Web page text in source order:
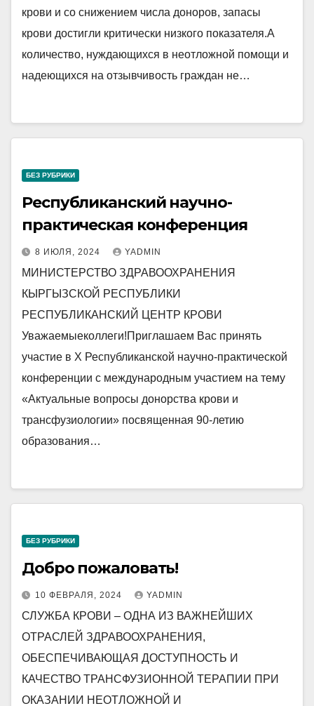
крови и со снижением числа доноров, запасы
крови достигли критически низкого показателя.А
количество, нуждающихся в неотложной помощи и
надеющихся на отзывчивость граждан не…
БЕЗ РУБРИКИ
Республиканский научно-
практическая конференция
8 ИЮЛЯ, 2024 YADMIN
МИНИСТЕРСТВО ЗДРАВООХРАНЕНИЯ
КЫРГЫЗСКОЙ РЕСПУБЛИКИ
РЕСПУБЛИКАНСКИЙ ЦЕНТР КРОВИ
Уважаемыеколлеги!Приглашаем Вас принять
участие в X Республиканской научно-практической
конференции с международным участием на тему
«Актуальные вопросы донорства крови и
трансфузиологии» посвященная 90-летию
образования…
БЕЗ РУБРИКИ
Добро пожаловать!
10 ФЕВРАЛЯ, 2024 YADMIN
СЛУЖБА КРОВИ – ОДНА ИЗ ВАЖНЕЙШИХ
ОТРАСЛЕЙ ЗДРАВООХРАНЕНИЯ,
ОБЕСПЕЧИВАЮЩАЯ ДОСТУПНОСТЬ И
КАЧЕСТВО ТРАНСФУЗИОННОЙ ТЕРАПИИ ПРИ
ОКАЗАНИИ НЕОТЛОЖНОЙ И